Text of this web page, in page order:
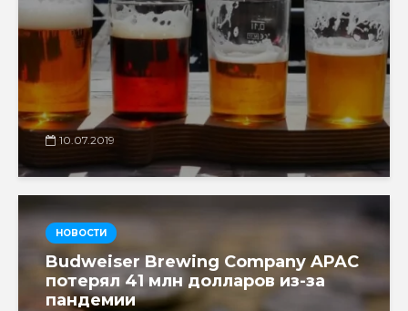
10.07.2019
НОВОСТИ
Budweiser Brewing Company APAC
потерял 41 млн долларов из-за
пандемии